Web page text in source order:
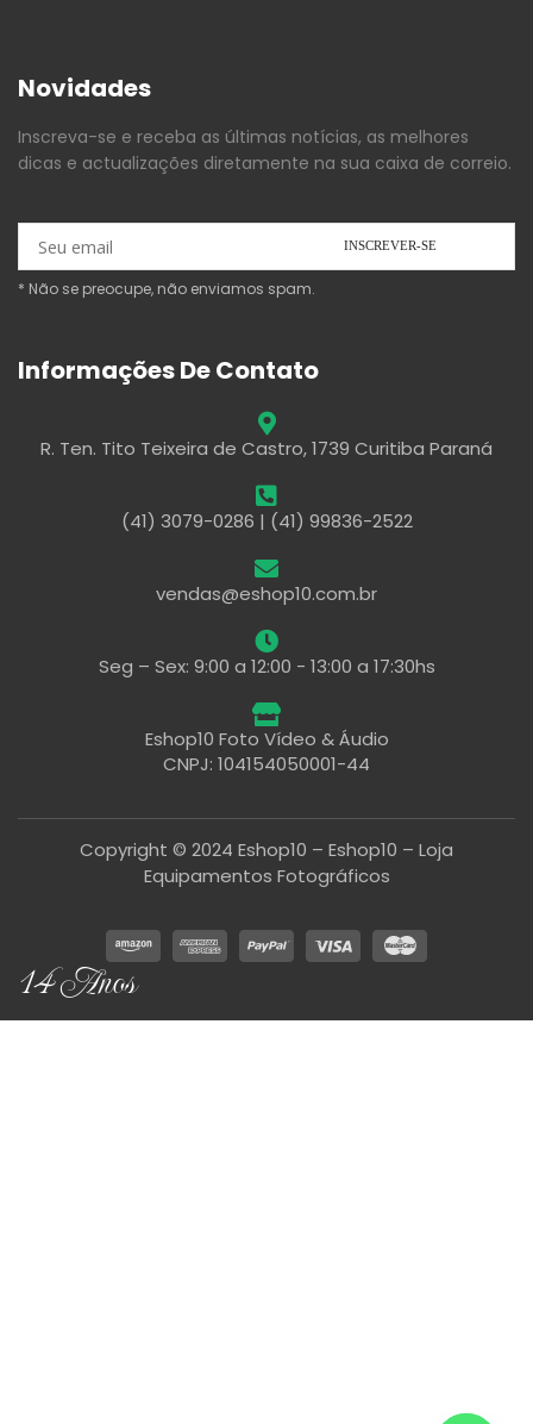
Novidades
Inscreva-se e receba as últimas notícias, as melhores
dicas e actualizações diretamente na sua caixa de correio.
* Não se preocupe, não enviamos spam.
Informações De Contato
R. Ten. Tito Teixeira de Castro, 1739 Curitiba Paraná
(41) 3079-0286 | (41) 99836-2522
vendas@eshop10.com.br
Seg – Sex: 9:00 a 12:00 - 13:00 a 17:30hs
Eshop10 Foto Vídeo & Áudio
CNPJ: 104154050001-44
Copyright © 2024 Eshop10 – Eshop10 – Loja
Equipamentos Fotográficos
14 Anos